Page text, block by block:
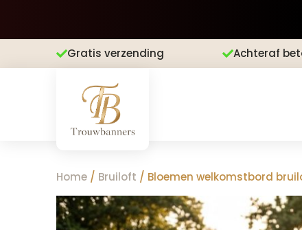
Gratis verzending Achteraf
Home / Bruiloft / Bloemen welkomstbord